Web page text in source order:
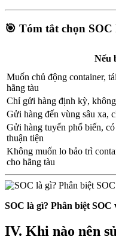
🎯 Tóm tắt chọn
Nếu
Muốn chủ động container,
hãng tàu
Chỉ gửi hàng định kỳ,
Gửi hàng đến vùng sâu xa,
Gửi hàng tuyến phổ biến,
thuận tiện
Không muốn lo bảo trì
cho hãng tàu
SOC là gì? Phân biệt
IV. Khi nào nên